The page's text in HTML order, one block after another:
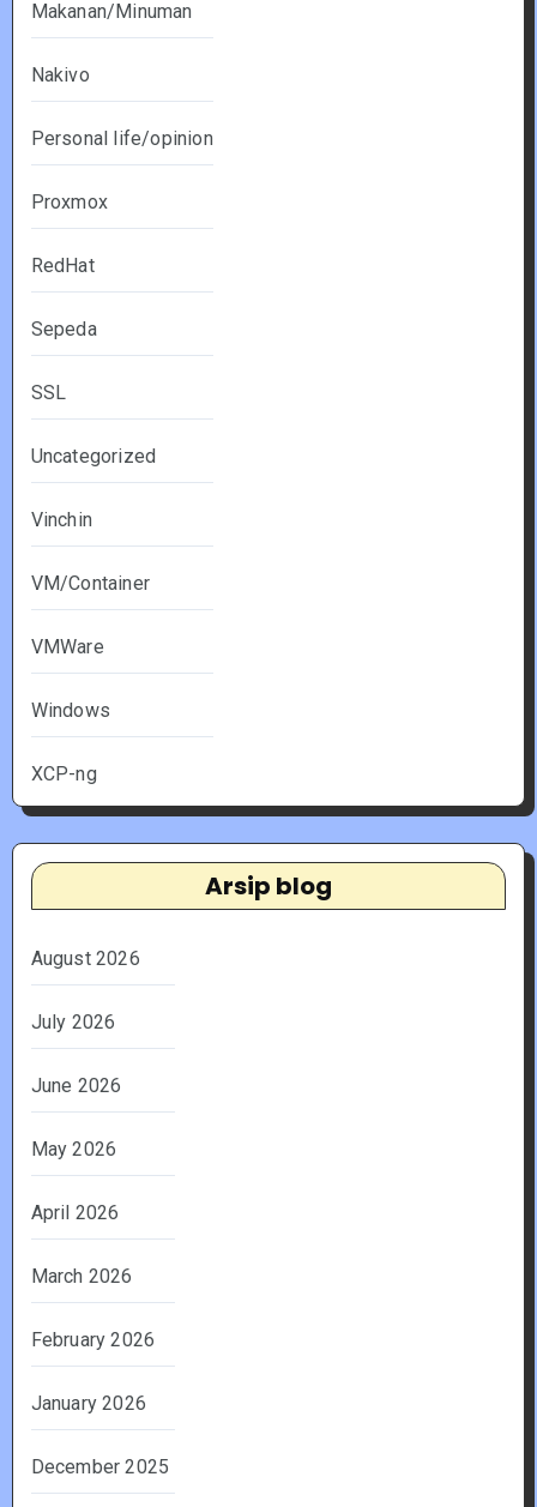
Makanan/Minuman
Nakivo
Personal life/opinion
Proxmox
RedHat
Sepeda
SSL
Uncategorized
Vinchin
VM/Container
VMWare
Windows
XCP-ng
Arsip blog
August 2026
July 2026
June 2026
May 2026
April 2026
March 2026
February 2026
January 2026
December 2025